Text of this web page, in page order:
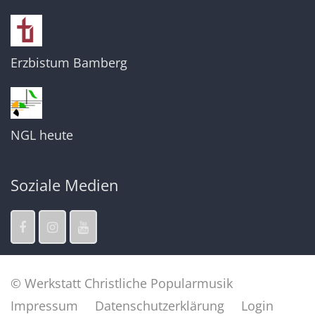
Erzbistum Bamberg
NGL heute
Soziale Medien
© Werkstatt Christliche Popularmusik
Impressum
Datenschutzerklärung Login